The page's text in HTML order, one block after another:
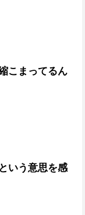
こまってるん
いう意思を感